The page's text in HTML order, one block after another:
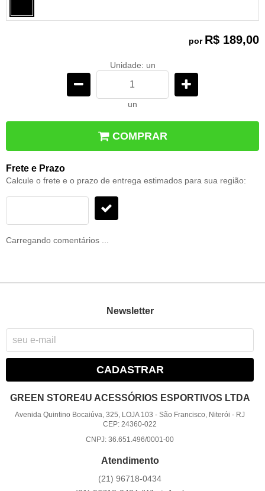
por R$ 189,00
Unidade: un
un
COMPRAR
Frete e Prazo
Calcule o frete e o prazo de entrega estimados para sua região:
Carregando comentários ...
Newsletter
CADASTRAR
GREEN STORE4U ACESSÓRIOS ESPORTIVOS LTDA
Avenida Quintino Bocaiúva, 325, LOJA 103 -São Francisco, Niterói - RJ
CEP: 24360-022
CNPJ: 36.651.496/0001-00
Atendimento
(21) 96718-0434